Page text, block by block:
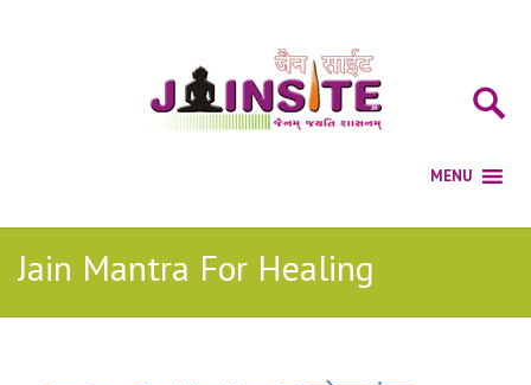
Jain Mantra For Healing